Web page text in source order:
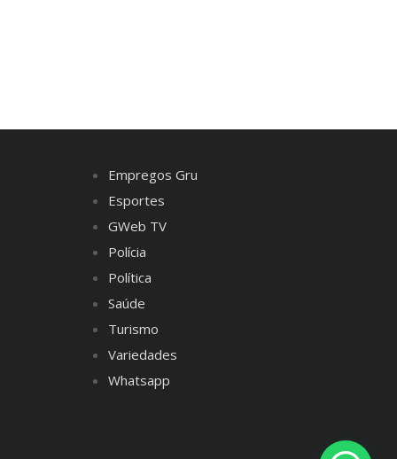
Empregos Gru
Esportes
GWeb TV
Polícia
Política
Saúde
Turismo
Variedades
Whatsapp